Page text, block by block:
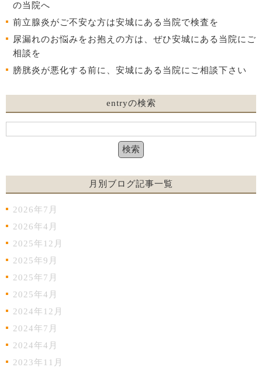
の当院へ
前立腺炎がご不安な方は安城にある当院で検査を
尿漏れのお悩みをお抱えの方は、ぜひ安城にある当院にご
相談を
膀胱炎が悪化する前に、安城にある当院にご相談下さい
entryの検索
月別ブログ記事一覧
2026年7月
2026年4月
2025年12月
2025年9月
2025年7月
2025年4月
2024年12月
2024年7月
2024年4月
2023年11月